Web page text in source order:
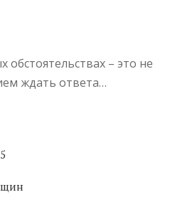
– это не
ждать ответа…